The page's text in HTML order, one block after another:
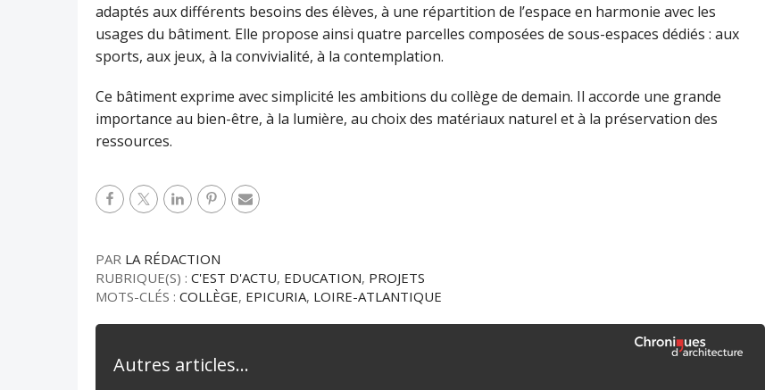
adaptés aux différents besoins des élèves, à une répartition de l’espace en harmonie avec les
usages du bâtiment. Elle propose ainsi quatre parcelles composées de sous-espaces dédiés : aux
sports, aux jeux, à la convivialité, à la contemplation.
Ce bâtiment exprime avec simplicité les ambitions du collège de demain. Il accorde une grande
importance au bien-être, à la lumière, au choix des matériaux naturel et à la préservation des
ressources.
PAR LA RÉDACTION
RUBRIQUE(S) : C'EST D'ACTU, EDUCATION, PROJETS
MOTS-CLÉS : COLLÈGE, EPICURIA, LOIRE-ATLANTIQUE
Autres articles...